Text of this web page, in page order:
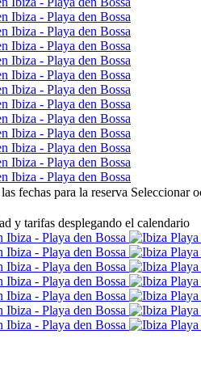
fechas para la reserva Seleccionar
y tarifas desplegando el calendario